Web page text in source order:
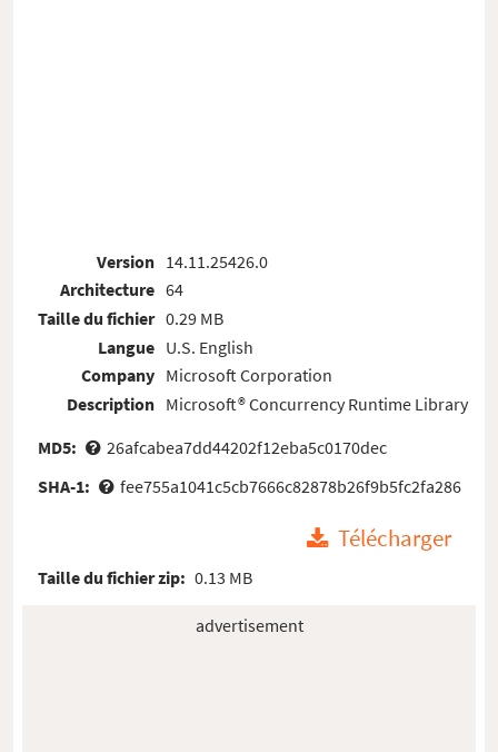
Version
Architecture
Taille du fichier
Langue
Company
Description
14.11.25426.0
64
0.29 MB
U.S. English
Microsoft Corporation
Microsoft® Concurrency Runtime Library
MD5:
26afcabea7dd44202f12eba5c0170dec
SHA-1:
fee755a1041c5cb7666c82878b26f9b5fc2fa286
Télécharger
Taille du fichier zip: 0.13 MB
advertisement